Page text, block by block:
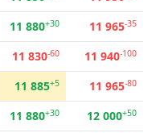
11 880+30 11 965-35
11 830-60 11 940-100
11 885+5 11 965-80
11 880+30 12 000+50